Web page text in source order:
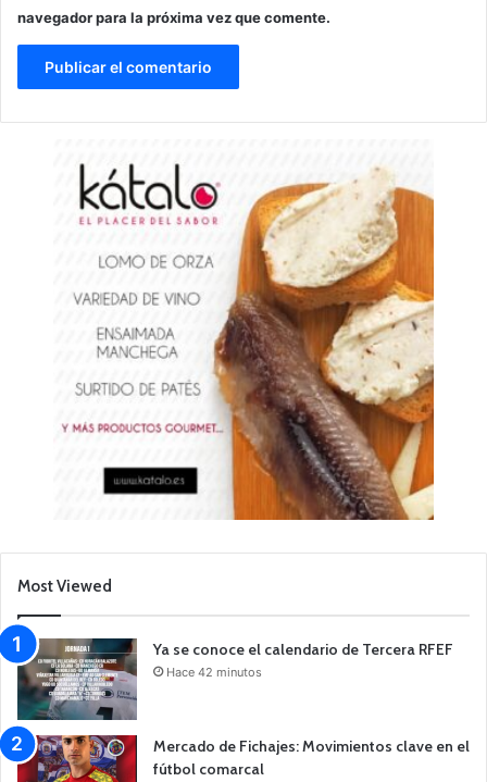
navegador para la próxima vez que comente.
Most Viewed
Ya se conoce el calendario de Tercera RFEF
Hace 42 minutos
Mercado de Fichajes: Movimientos clave en el
fútbol comarcal